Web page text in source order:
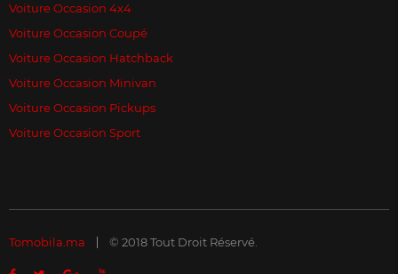
Voiture Occasion 4x4
Voiture Occasion Coupé
Voiture Occasion Hatchback
Voiture Occasion Minivan
Voiture Occasion Pickups
Voiture Occasion Sport
Tomobila.ma © 2018 Tout Droit Réservé.